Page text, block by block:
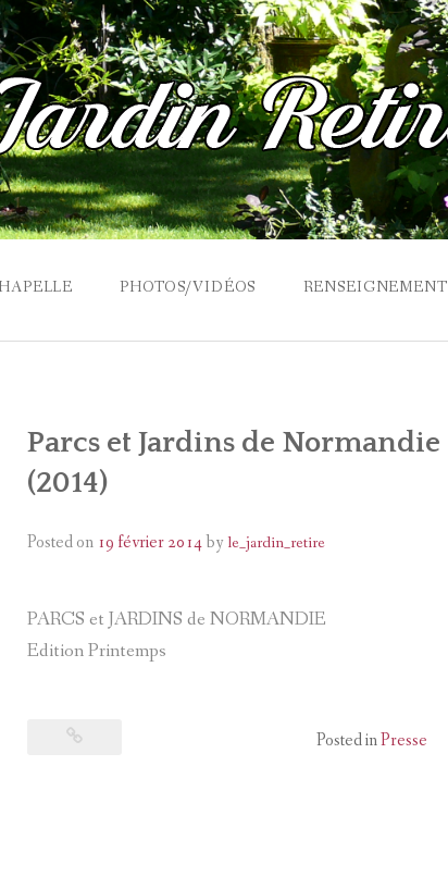
PHOTOS/VIDÉOS RENSEIGNEMENT
Parcs et Jardins de Normandie
(2014)
Posted on 19 février 2014by le_jardin_retire
PARCS et JARDINS de NORMANDIE
Edition Printemps
Posted inPresse